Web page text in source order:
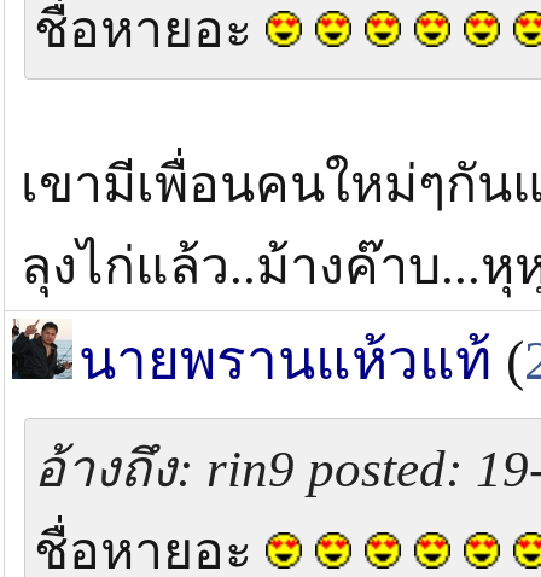
ชื่อหายอะ
เขามีเพื่อนคนใหม่ๆกั
ลุงไก่แล้ว..ม้างค๊าบ...
นายพรานแห้วแท้ (
อ้างถึง: rin9 posted:
ชื่อหายอะ